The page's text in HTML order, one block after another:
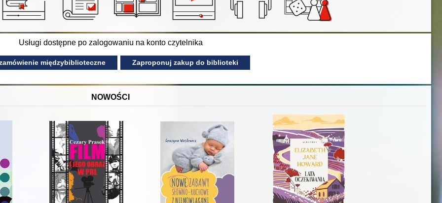
Usługi dostępne po zalogowaniu na konto czytelnika
międzybiblioteczne Zaproponuj zakup do biblioteki
NOWOŚCI